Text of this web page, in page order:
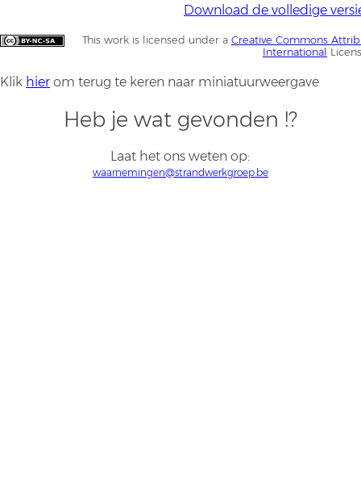
Download de volledige
This work is licensed under a Creative Commons
International
Klik hier om terug te keren naar miniatuurweergave
Heb je wat gevonden !?
Laat het ons weten op:
waarnemingen@strandwerkgroep.be